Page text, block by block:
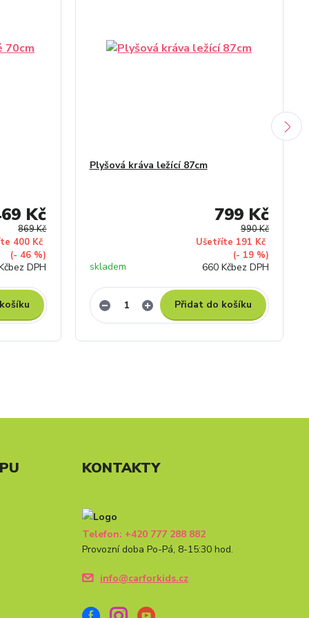
869 Kč
400 Kč
(- 46 %)
Kč
bez DPH
Plyšová kráva ležící 87cm
990 Kč
Ušetříte 191 Kč
(- 19 %)
799 Kč
660 Kčbez DPH
skladem
Přidat do košíku
KONTAKTY
Telefon: +420 777 288 882
Provozní doba Po-Pá, 8-15:30 hod.
info@carforkids.cz